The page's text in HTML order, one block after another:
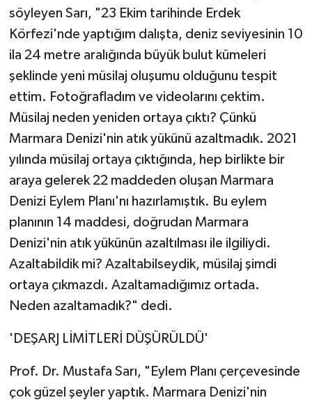
söyleyen Sarı, "23 Ekim tarihinde Erdek
Körfezi'nde yaptığım dalışta, deniz seviyesinin 10
ila 24 metre aralığında büyük bulut kümeleri
şeklinde yeni müsilaj oluşumu olduğunu tespit
ettim. Fotoğrafladım ve videolarını çektim.
Müsilaj neden yeniden ortaya çıktı? Çünkü
Marmara Denizi'nin atık yükünü azaltmadık. 2021
yılında müsilaj ortaya çıktığında, hep birlikte bir
araya gelerek 22 maddeden oluşan Marmara
Denizi Eylem Planı'nı hazırlamıştık. Bu eylem
planının 14 maddesi, doğrudan Marmara
Denizi'nin atık yükünün azaltılması ile ilgiliydi.
Azaltabildik mi? Azaltabilseydik, müsilaj şimdi
ortaya çıkmazdı. Azaltamadığımız ortada.
Neden azaltamadık?" dedi.
'DEŞARJ LİMİTLERİ DÜŞÜRÜLDÜ'
Prof. Dr. Mustafa Sarı, "Eylem Planı çerçevesinde
çok güzel şeyler yaptık. Marmara Denizi'nin